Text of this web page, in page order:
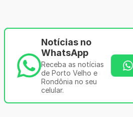
Notícias no
WhatsApp
Receba as notícias
de Porto Velho e
Rondônia no seu
celular.